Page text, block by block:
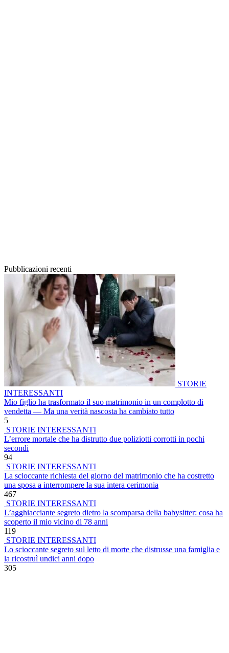
Pubblicazioni recenti
STORIE
INTERESSANTI
Mio figlio ha trasformato il suo matrimonio in un complotto di
vendetta — Ma una verità nascosta ha cambiato tutto
5
STORIE INTERESSANTI
L’errore mortale che ha distrutto due poliziotti corrotti in pochi
secondi
94
STORIE INTERESSANTI
La scioccante richiesta del giorno del matrimonio che ha costretto
una sposa a interrompere la sua intera cerimonia
467
STORIE INTERESSANTI
L’agghiacciante segreto dietro la scomparsa della babysitter: cosa ha
scoperto il mio vicino di 78 anni
119
STORIE INTERESSANTI
Lo scioccante segreto sul letto di morte che distrusse una famiglia e
la ricostruì undici anni dopo
305